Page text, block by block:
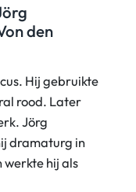
den
Hij gebruikte
rood. Later
Jörg
dramaturg in
werkte hij als